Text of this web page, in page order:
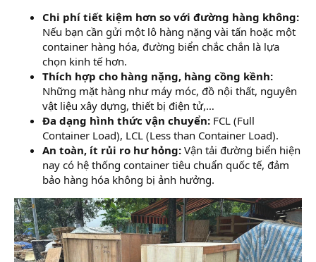
Chi phí tiết kiệm hơn so với đường hàng không:
Nếu bạn cần gửi một lô hàng nặng vài tấn hoặc một
container hàng hóa, đường biển chắc chắn là lựa
chọn kinh tế hơn.
Thích hợp cho hàng nặng, hàng cồng kềnh:
Những mặt hàng như máy móc, đồ nội thất, nguyên
vật liệu xây dựng, thiết bị điện tử,…
Đa dạng hình thức vận chuyển: FCL (Full
Container Load), LCL (Less than Container Load).
An toàn, ít rủi ro hư hỏng: Vận tải đường biển hiện
nay có hệ thống container tiêu chuẩn quốc tế, đảm
bảo hàng hóa không bị ảnh hưởng.